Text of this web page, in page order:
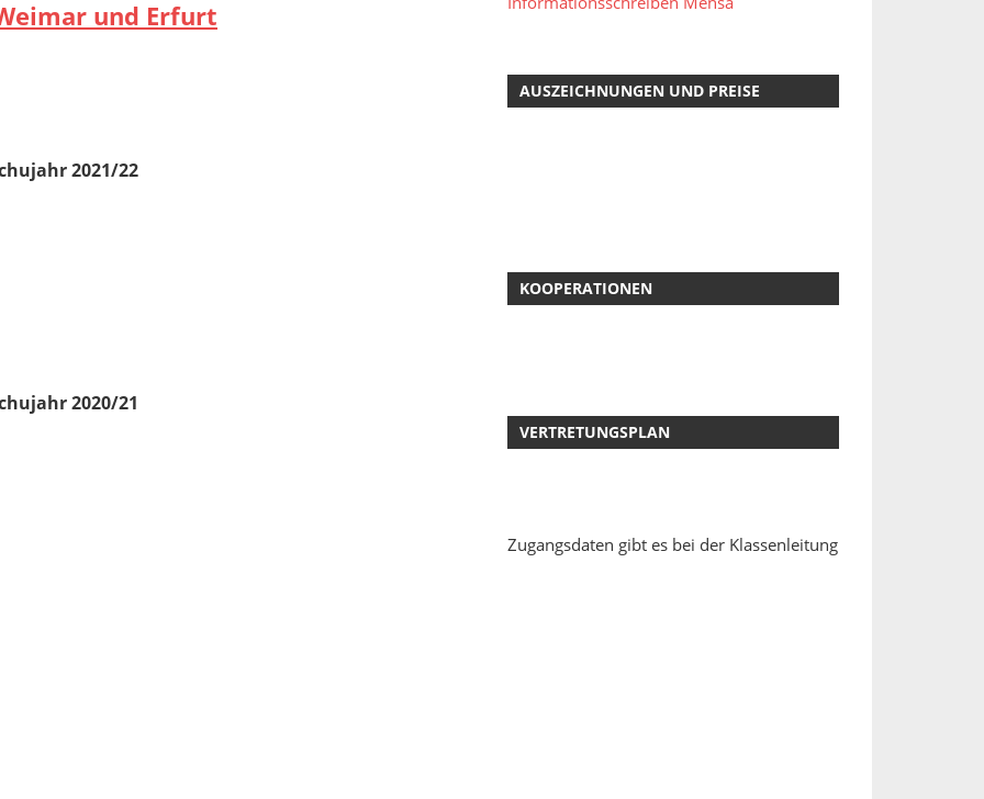
und Erfurt
2021/22
2020/21
AUSZEICHNUNGEN UND PREISE
KOOPERATIONEN
VERTRETUNGSPLAN
Zugangsdaten gibt es bei der Klassenleitung